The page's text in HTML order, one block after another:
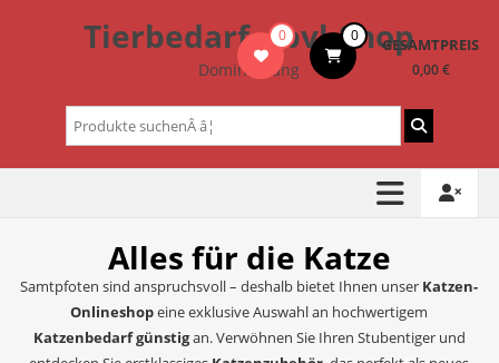
Tierbedarf – bvl-Shop
Dominik Lang
0 0 GESAMTPREIS
0,00 €
Suchen
nach:
Alles für die Katze
Samtpfoten sind anspruchsvoll – deshalb bietet Ihnen unser Katzen-
Onlineshopeine exklusive Auswahl an hochwertigem
Katzenbedarf günstigan. Verwöhnen Sie Ihren Stubentiger und